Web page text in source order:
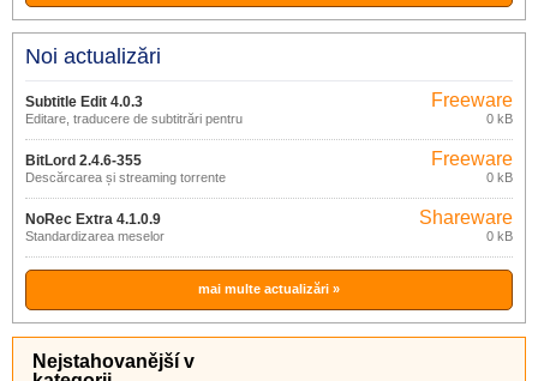
Noi actualizări
Subtitle Edit 4.0.3
Editare, traducere de subtitrări pentru
Freeware
0 kB
BitLord 2.4.6-355
Descărcarea și streaming torrente
Freeware
0 kB
NoRec Extra 4.1.0.9
Standardizarea meselor
Shareware
0 kB
mai multe actualizări »
Nejstahovanější v